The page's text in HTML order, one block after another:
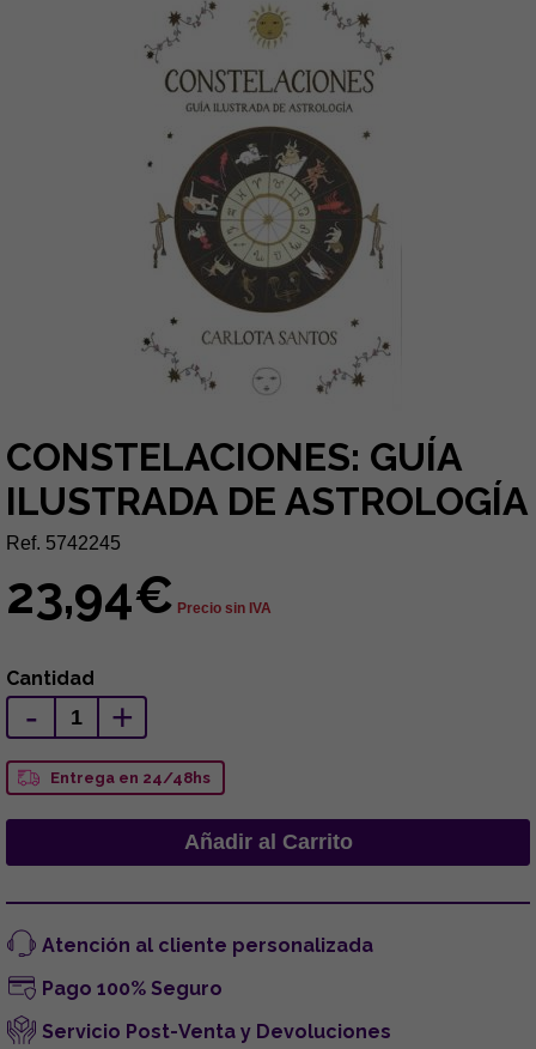
CONSTELACIONES: GUÍA
ILUSTRADA DE ASTROLOGÍA
Ref. 5742245
23,94€ Precio sin IVA
Cantidad
- +
Entrega en 24/48hs
Atención al cliente personalizada
Pago 100% Seguro
Servicio Post-Venta y Devoluciones